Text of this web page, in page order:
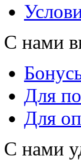
С нами
Для
Для
С нами